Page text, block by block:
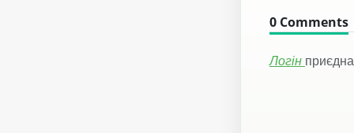
0 Comments
Логін